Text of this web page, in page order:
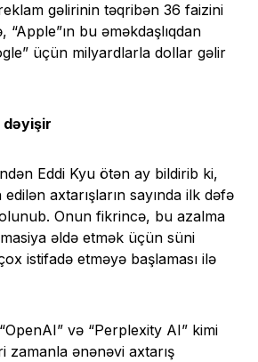
gəlirinin təqribən 36 faizini
“Apple”ın bu əməkdaşlıqdan
üçün milyardlarla dollar gəlir
dəyişir
Eddi Kyu ötən ay bildirib ki,
axtarışların sayında ilk dəfə
Onun fikrincə, bu azalma
əldə etmək üçün süni
istifadə etməyə başlaması ilə
və “Perplexity AI” kimi
zamanla ənənəvi axtarış